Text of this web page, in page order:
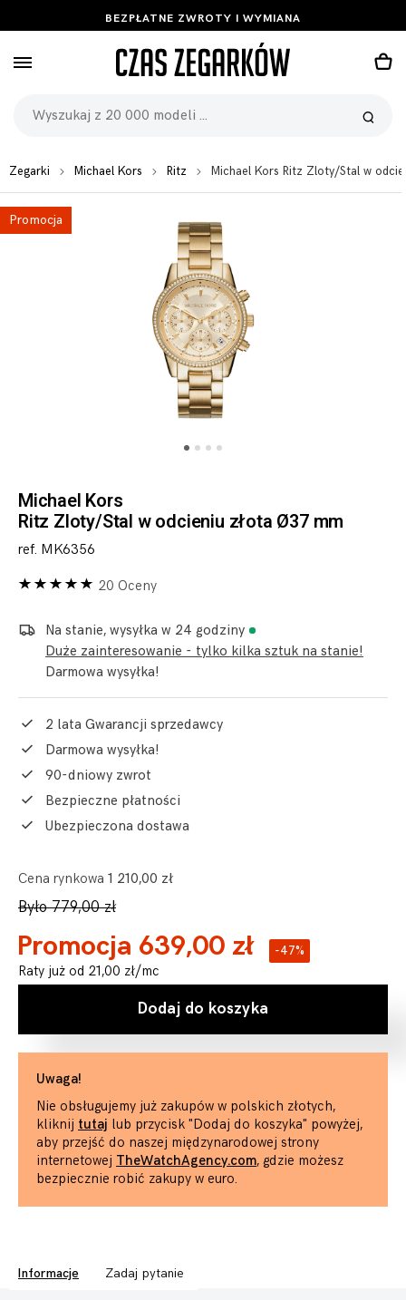
BEZPŁATNE ZWROTY I WYMIANA
Zegarki Michael Kors Ritz Michael Kors Ritz Zloty/Stal w
Promocja
Michael Kors
Ritz Zloty/Stal w odcieniu złota Ø37 mm
ref. MK6356
20 Oceny
Na stanie, wysyłka w 24 godziny
Duże zainteresowanie - tylko kilka sztuk na stanie!
Darmowa wysyłka!
2 lata Gwarancji sprzedawcy
Darmowa wysyłka!
90-dniowy zwrot
Bezpieczne płatności
Ubezpieczona dostawa
Cena rynkowa 1 210,00 zł
Było 779,00 zł
Promocja 639,00 zł -47%
Raty już od 21,00 zł/mc
Dodaj do koszyka
Uwaga!
Nie obsługujemy już zakupów w polskich złotych,
kliknij tutaj lub przycisk "Dodaj do koszyka" powyżej,
aby przejść do naszej międzynarodowej strony
internetowej TheWatchAgency.com, gdzie możesz
bezpiecznie robić zakupy w euro.
Informacje Zadaj pytanie